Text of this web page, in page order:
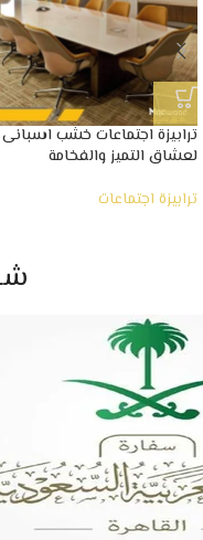
ترابيزة اجتماعات خشب اسبانى
لعشاق التميز والفخامة
ترابيزة اجتماعات